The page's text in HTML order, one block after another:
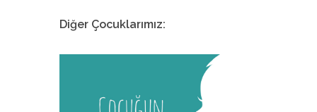
Diğer Çocuklarımız: